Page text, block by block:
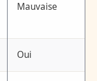
Mauvaise
Oui